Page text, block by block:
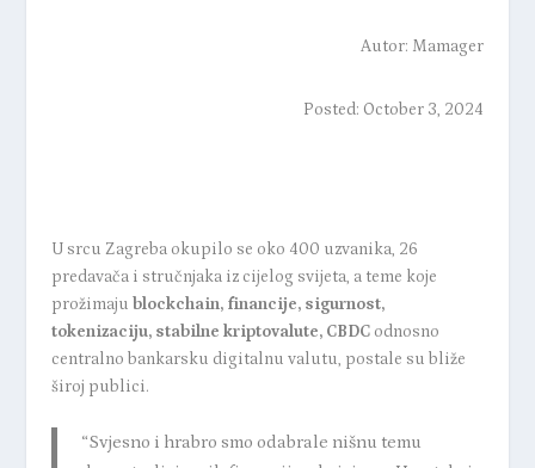
Autor: Mamager
Posted: October 3, 2024
U srcu Zagreba okupilo se oko 400 uzvanika, 26
predavača i stručnjaka iz cijelog svijeta, a teme koje
prožimaju blockchain, financije, sigurnost,
tokenizaciju, stabilne kriptovalute, CBDCodnosno
centralno bankarsku digitalnu valutu, postale su bliže
široj publici.
“Svjesno i hrabro smo odabrale nišnu temu